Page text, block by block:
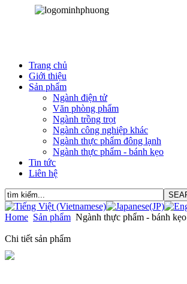
Trang chủ
Giới thiệu
Sản phẩm
Ngành điện tử
Văn phòng phẩm
Ngành trồng trọt
Ngành công nghiệp khác
Ngành thực phẩm đông lạnh
Ngành thực phẩm - bánh kẹo
Tin tức
Liên hệ
Home Sản phẩm Ngành thực phẩm - bánh kẹo
Chi tiết sản phẩm